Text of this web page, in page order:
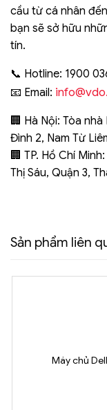
cầu từ cá nhân
bạn sẽ sở hữu
tín.
📞 Hotline: 1900
📧 Email:
🏢 Hà Nội: Tòa
Đình 2, Nam Từ
🏢 TP. Hồ Chí
Thị Sáu, Quận 3,
Sản phẩm liên
Máy chủ